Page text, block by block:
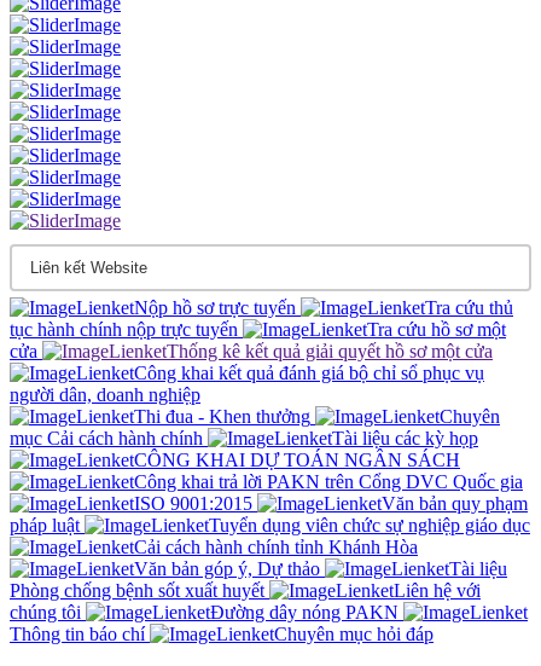
Nộp hồ sơ trực tuyến
Tra cứu thủ
tục hành chính nộp trực tuyến
Tra cứu hồ sơ một
cửa
Thống kê kết quả giải quyết hồ sơ một cửa
Công khai kết quả đánh giá bộ chỉ sổ phục vụ
người dân, doanh nghiệp
Thi đua - Khen thưởng
Chuyên
mục Cải cách hành chính
Tài liệu các kỳ họp
CÔNG KHAI DỰ TOÁN NGÂN SÁCH
Công khai trả lời PAKN trên Cổng DVC Quốc gia
ISO 9001:2015
Văn bản quy phạm
pháp luật
Tuyển dụng viên chức sự nghiệp giáo dục
Cải cách hành chính tỉnh Khánh Hòa
Văn bản góp ý, Dự thảo
Tài liệu
Phòng chống bệnh sốt xuất huyết
Liên hệ với
chúng tôi
Đường dây nóng PAKN
Thông tin báo chí
Chuyên mục hỏi đáp